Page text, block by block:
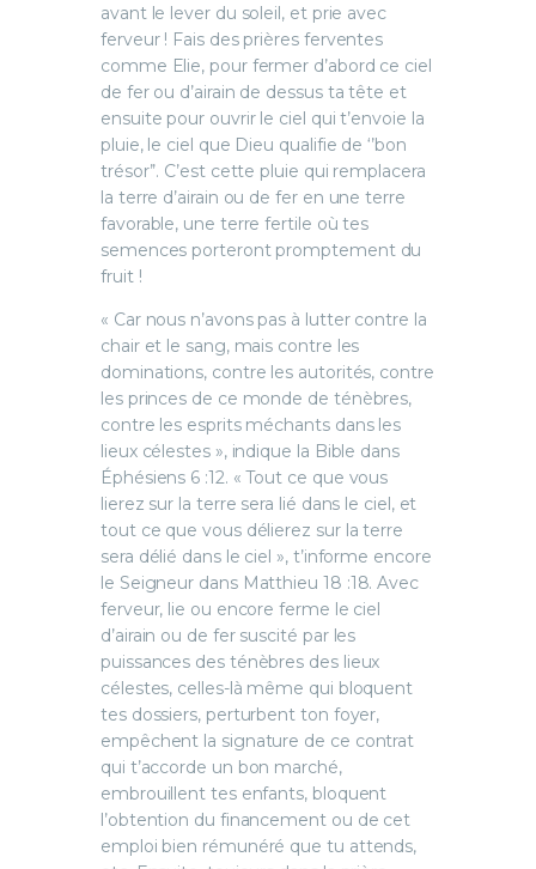
avant le lever du soleil, et prie avec
ferveur ! Fais des prières ferventes
comme Elie, pour fermer d’abord ce ciel
de fer ou d’airain de dessus ta tête et
ensuite pour ouvrir le ciel qui t’envoie la
pluie, le ciel que Dieu qualifie de ‘’bon
trésor’’. C’est cette pluie qui remplacera
la terre d’airain ou de fer en une terre
favorable, une terre fertile où tes
semences porteront promptement du
fruit !
« Car nous n’avons pas à lutter contre la
chair et le sang, mais contre les
dominations, contre les autorités, contre
les princes de ce monde de ténèbres,
contre les esprits méchants dans les
lieux célestes », indique la Bible dans
Éphésiens 6 :12. « Tout ce que vous
lierez sur la terre sera lié dans le ciel, et
tout ce que vous délierez sur la terre
sera délié dans le ciel », t’informe encore
le Seigneur dans Matthieu 18 :18. Avec
ferveur, lie ou encore ferme le ciel
d’airain ou de fer suscité par les
puissances des ténèbres des lieux
célestes, celles-là même qui bloquent
tes dossiers, perturbent ton foyer,
empêchent la signature de ce contrat
qui t’accorde un bon marché,
embrouillent tes enfants, bloquent
l’obtention du financement ou de cet
emploi bien rémunéré que tu attends,